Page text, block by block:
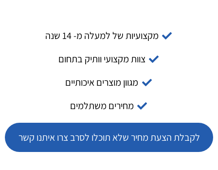
מקצועיות של למעלה מ- 14 שנה
צוות מקצועי וותיק בתחום
מגוון מוצרים איכותיים
מחירים משתלמים
לקבלת הצעת מחיר שלא תוכלו לסרב צרו איתנו קשר